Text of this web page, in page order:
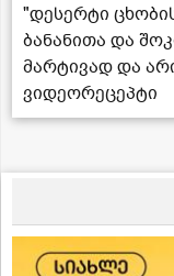
"დესერტი
ბანანითა და
მარტივად და
ვიდეორეცეპტი